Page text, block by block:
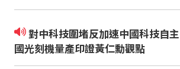
對中科技圍堵反加速中國科技自主？！中
國光刻機量產印證黃仁勳觀點